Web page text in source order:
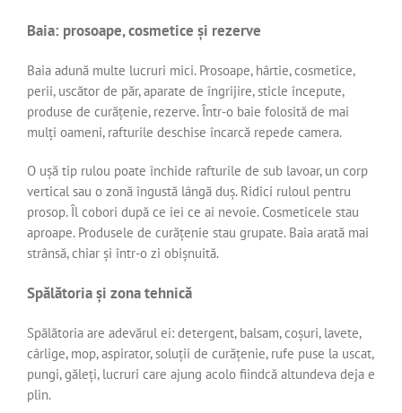
Baia: prosoape, cosmetice și rezerve
Baia adună multe lucruri mici. Prosoape, hârtie, cosmetice,
perii, uscător de păr, aparate de îngrijire, sticle începute,
produse de curățenie, rezerve. Într-o baie folosită de mai
mulți oameni, rafturile deschise încarcă repede camera.
O ușă tip rulou poate închide rafturile de sub lavoar, un corp
vertical sau o zonă îngustă lângă duș. Ridici ruloul pentru
prosop. Îl cobori după ce iei ce ai nevoie. Cosmeticele stau
aproape. Produsele de curățenie stau grupate. Baia arată mai
strânsă, chiar și într-o zi obișnuită.
Spălătoria și zona tehnică
Spălătoria are adevărul ei: detergent, balsam, coșuri, lavete,
cârlige, mop, aspirator, soluții de curățenie, rufe puse la uscat,
pungi, găleți, lucruri care ajung acolo fiindcă altundeva deja e
plin.